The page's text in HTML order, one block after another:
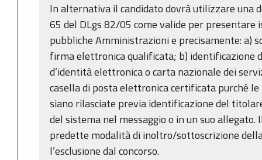
In alternativa il candidato dovrà utilizzare una
65 del DLgs 82/05 come valide per presentare
pubbliche Amministrazioni e precisamente: a)
firma elettronica qualificata; b) identificazione
d’identità elettronica o carta nazionale dei
casella di posta elettronica certificata purché
siano rilasciate previa identificazione del
del sistema nel messaggio o in un suo
predette modalità di inoltro/sottoscrizione
l’esclusione dal concorso.